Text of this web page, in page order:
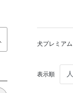
犬プレミア
表示順